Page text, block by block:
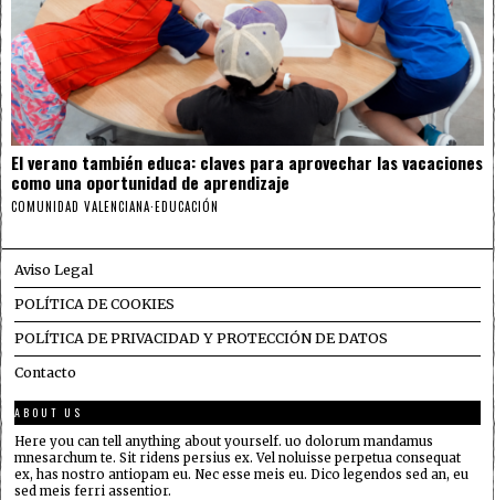
El verano también educa: claves para aprovechar las vacaciones
como una oportunidad de aprendizaje
COMUNIDAD VALENCIANA·EDUCACIÓN
Aviso Legal
POLÍTICA DE COOKIES
POLÍTICA DE PRIVACIDAD Y PROTECCIÓN DE DATOS
Contacto
ABOUT US
Here you can tell anything about yourself. uo dolorum mandamus
mnesarchum te. Sit ridens persius ex. Vel noluisse perpetua consequat
ex, has nostro antiopam eu. Nec esse meis eu. Dico legendos sed an, eu
sed meis ferri assentior.